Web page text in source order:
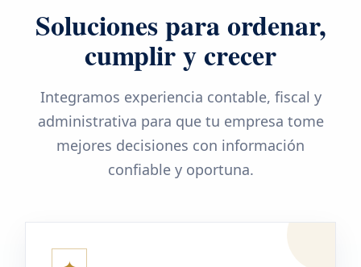
Soluciones para ordenar,
cumplir y crecer
Integramos experiencia contable, fiscal y
administrativa para que tu empresa tome
mejores decisiones con información
confiable y oportuna.